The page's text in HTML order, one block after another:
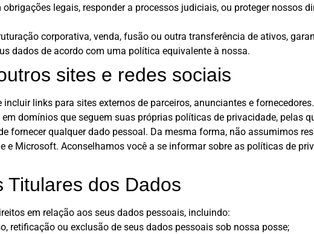
obrigações legais, responder a processos judiciais, ou proteger nossos
corporativa, venda, fusão ou outra transferência de ativos,
dados de acordo com uma política equivalente à nossa.
sites e redes sociais
links para sites externos de parceiros, anunciantes e
domínios que seguem suas próprias políticas de privacidade, pelas
fornecer qualquer dado pessoal. Da mesma forma, não assumimos
e Microsoft. Aconselhamos você a se informar sobre as políticas de
Titulares dos Dados
em relação aos seus dados pessoais, incluindo:
retificação ou exclusão de seus dados pessoais sob nossa posse;